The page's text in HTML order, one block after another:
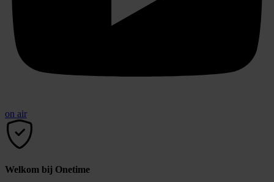
on air
Welkom bij Onetime